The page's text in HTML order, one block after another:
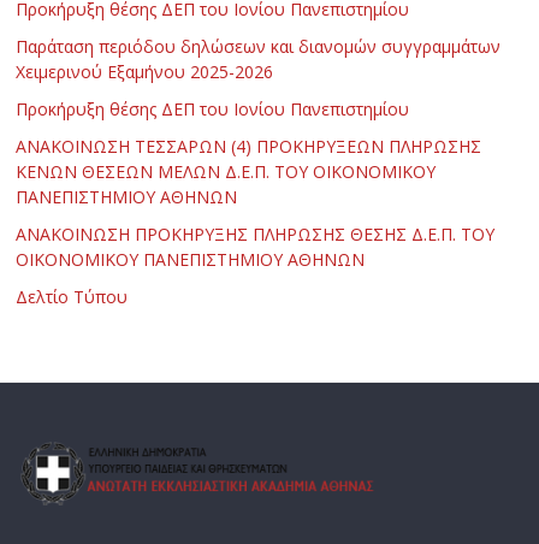
Προκήρυξη θέσης ΔΕΠ του Ιονίου Πανεπιστημίου
Παράταση περιόδου δηλώσεων και διανομών συγγραμμάτων
Χειμερινού Εξαμήνου 2025-2026
Προκήρυξη θέσης ΔΕΠ του Ιονίου Πανεπιστημίου
ΑΝΑΚΟΙΝΩΣΗ ΤΕΣΣΑΡΩΝ (4) ΠΡΟΚΗΡΥΞΕΩΝ ΠΛΗΡΩΣΗΣ
ΚΕΝΩΝ ΘΕΣΕΩΝ ΜΕΛΩΝ Δ.Ε.Π. ΤΟΥ ΟΙΚΟΝΟΜΙΚΟΥ
ΠΑΝΕΠΙΣΤΗΜΙΟΥ ΑΘΗΝΩΝ
ΑΝΑΚΟΙΝΩΣΗ ΠΡΟΚΗΡΥΞΗΣ ΠΛΗΡΩΣΗΣ ΘΕΣΗΣ Δ.Ε.Π. ΤΟΥ
ΟΙΚΟΝΟΜΙΚΟΥ ΠΑΝΕΠΙΣΤΗΜΙΟΥ ΑΘΗΝΩΝ
Δελτίο Τύπου